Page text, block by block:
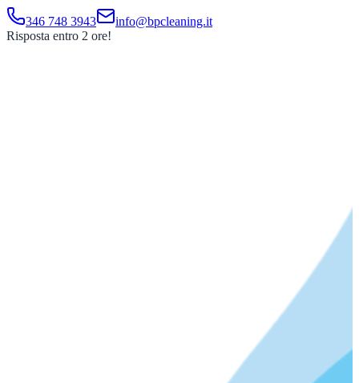
346 748 3943
info@bpcleaning.it
Risposta entro 2 ore!